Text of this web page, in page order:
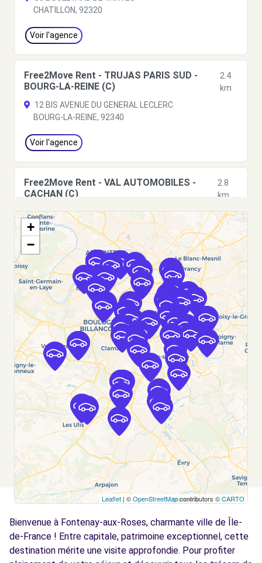
CHATILLON, 92320
Voir l'agence
Free2Move Rent - TRUJAS PARIS SUD -
BOURG-LA-REINE (C)
2.4
km
12 BIS AVENUE DU GENERAL LECLERC
BOURG-LA-REINE, 92340
Voir l'agence
Free2Move Rent - VAL AUTOMOBILES -
CACHAN (C)
2.8
km
51 AVENUE ARISTIDE BRIAND
CACHAN, 94230
Voir l'agence
Free2move Rent - S&You - MALAKOFF (P)
105 BOULEVARD GABRIEL PERI
MALAKOFF, FR-92, 92240
Voir l'agence
Free2move Rent - S&You - MALAKOFF (C)
3.2 km
105 BOULEVARD GABRIEL PERI
MALAKOFF, FR-92, 92240
Voir l'agence
Free2Move Rent - ETABLISSEMENTS
TELLIER - L'HAY-LES-ROSES (C)
3.6
km
L'HAY-LES-ROSES, 94240
Voir l'agence
+
−
Leaflet | ©OpenStreetMapcontributors ©CARTO
Bienvenue à Fontenay-aux-Roses, charmante ville de Île-
de-France ! Entre capitale, patrimoine exceptionnel, cette
destination mérite une visite approfondie. Pour profiter